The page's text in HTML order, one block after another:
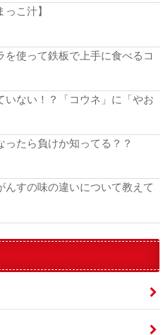
こ汁】
を使って鉄板で上手に食べるコ
いない！？「コウネ」に「やお
たら負けか知ってる？？
んすの味の違いについて教えて